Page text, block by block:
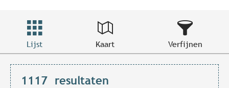
Lijst Kaart Verfijnen
1117 resultaten